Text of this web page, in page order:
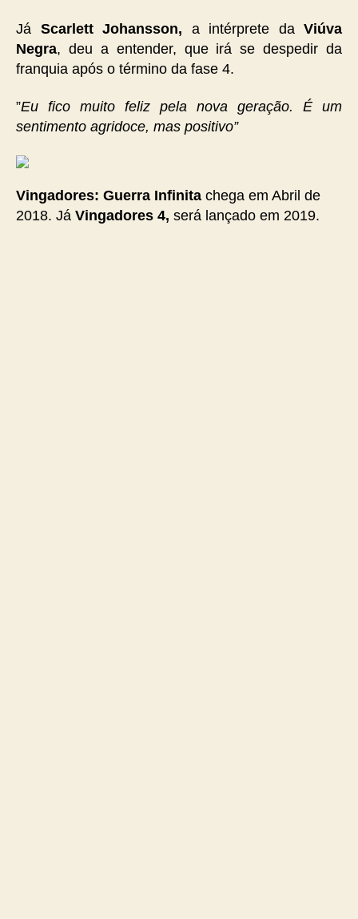
Já Scarlett Johansson, a intérprete daViúva
Negra, deu a entender, que irá se despedir da
franquia após o término da fase 4.
”Eu fico muito feliz pela nova geração. É um
sentimento agridoce, mas positivo”
Vingadores: Guerra Infinita chega em Abril de
2018. Já Vingadores 4, será lançado em 2019.